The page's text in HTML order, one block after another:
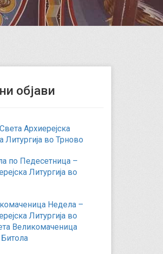
објави
Архиерејска
Литургија во Трново
по Педесетница –
Литургија во
Недела –
Литургија во
Великомаченица